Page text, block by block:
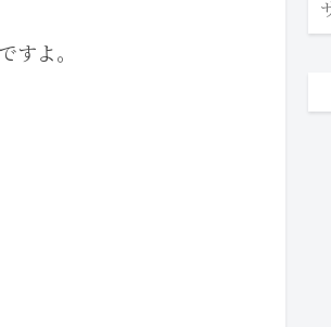
よ。